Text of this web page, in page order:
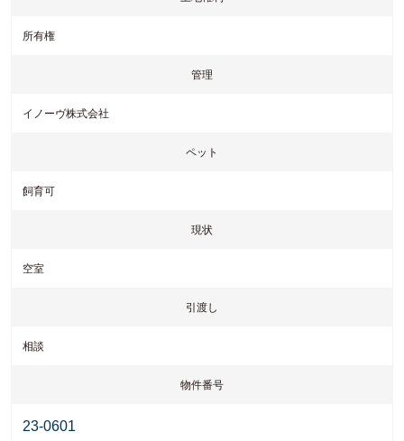
できます。これもエコヴィレッジシリーズの特徴でもある「風通し
所有権
管理
イノーヴ株式会社
ペット
飼育可
現状
空室
引渡し
相談
物件番号
23-0601